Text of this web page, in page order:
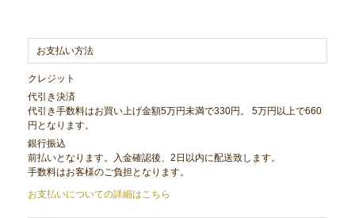
お支払い方法
クレジット
代引き決済
代引き手数料はお買い上げ金額5万円未満で330円。 5万円以上で660
円となります。
銀行振込
前払いとなります。入金確認後、2日以内に配送致します。
手数料はお客様のご負担となります。
お支払いについての詳細はこちら